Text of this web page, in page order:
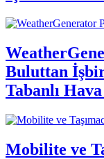
Buluttan
Tabanlı
Mobilite ve